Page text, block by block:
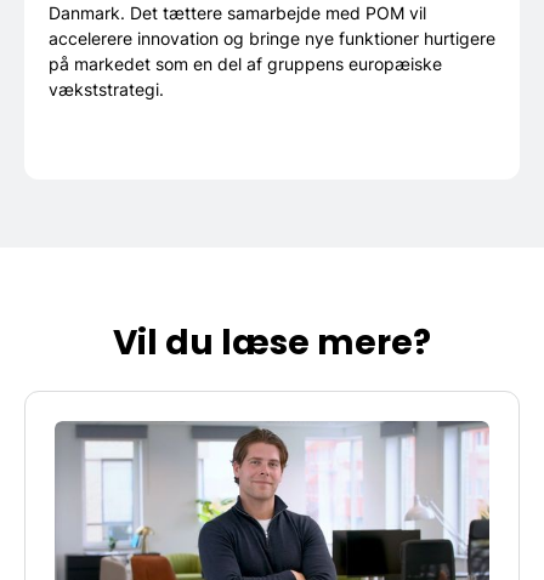
Danmark. Det tættere samarbejde med POM vil
accelerere innovation og bringe nye funktioner hurtigere
på markedet som en del af gruppens europæiske
vækststrategi.
Vil du læse mere?